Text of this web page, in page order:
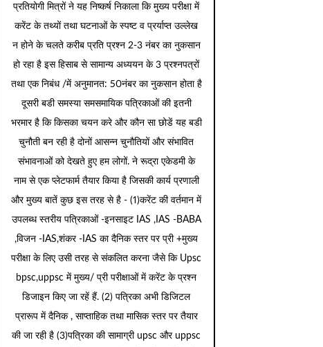
प्रतियोगी मित्रों ने यह निष्कर्ष निकाला कि मुख्य परीक्षा में
करेंट के तथ्यों तथा घटनाओं के स्पष्ट व प्रर्याप्त उल्लेख
न होने के चलते करीब प्रति प्रश्न 2-3 नंबर का नुकसान
हो रहा है इस हिसाब से सामान्य अध्ययन के 3 प्रश्नपत्रों
तथा एक निबंध /में अनुमानत: 50नंबर का नुकसान होता है
दूसरी बडी समस्या समसमायिक पत्रिकाओं की इतनी
भरमार है कि किसका चयन करे और कौन सा छोडें यह बडी
चुनौती बन रही है दोनों आसन्न चुनौतियों और संभावित
संभावनाओं को देखते हुए हम लोगों. ने रूद्रा एकेडमी के
नाम से एक प्लेटफार्म तैयार किया है जिसकी कार्य प्रणाली
और मुख्य बातें कुछ इस तरह से है - (1)करेंट की वर्तमान में
उपलब्ध स्तरीय पत्रिकाओं -इनसाइट IAS ,IAS -BABA
,विजन -IAS,शंकर -IAS का दैनिक स्तर पर प्री +मुख्य
परीक्षा के लिए उसी तरह से संकलित करना जैसे कि Upsc
bpsc,uppsc में मुख्य/ प्री परीक्षाओं में करेंट के प्रश्न
डिजाइन किए जा रहें हैं. (2) पत्रिका अभी डिजिटल
प्रारूप में दैनिक , साप्ताहिक तथा मासिक स्तर पर तैयार
की जा रही है (3)पत्रिका की सामाग्री upsc और uppsc